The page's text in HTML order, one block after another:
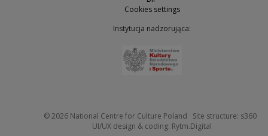
Cookies settings
Instytucja nadzorująca:
© 2026 National Centre for Culture Poland Site structure: s360
UI/UX design & coding: Rytm.Digital